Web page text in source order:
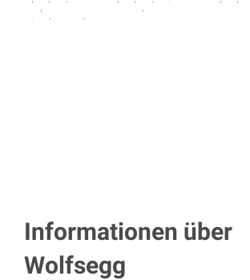
Informationen über
Wolfsegg